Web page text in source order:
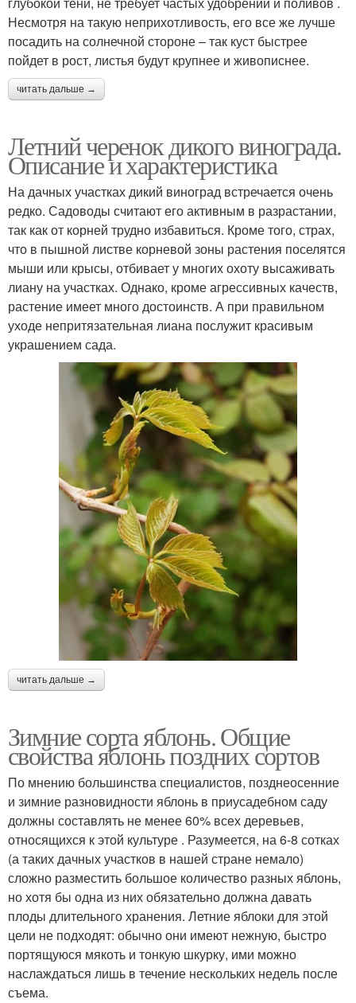
Несмотря на такую неприхотливость, его все же лучше
посадить на солнечной стороне – так куст быстрее
пойдет в рост, листья будут крупнее и живописнее.
читать дальше →
Летний черенок дикого винограда.
Описание и характеристика
На дачных участках дикий виноград встречается очень
редко. Садоводы считают его активным в разрастании,
так как от корней трудно избавиться. Кроме того, страх,
что в пышной листве корневой зоны растения поселятся
мыши или крысы, отбивает у многих охоту высаживать
лиану на участках. Однако, кроме агрессивных качеств,
растение имеет много достоинств. А при правильном
уходе непритязательная лиана послужит красивым
украшением сада.
читать дальше →
Зимние сорта яблонь. Общие
свойства яблонь поздних сортов
По мнению большинства специалистов, позднеосенние
и зимние разновидности яблонь в приусадебном саду
должны составлять не менее 60% всех деревьев,
относящихся к этой культуре . Разумеется, на 6-8 сотках
(а таких дачных участков в нашей стране немало)
сложно разместить большое количество разных яблонь,
но хотя бы одна из них обязательно должна давать
плоды длительного хранения. Летние яблоки для этой
цели не подходят: обычно они имеют нежную, быстро
портящуюся мякоть и тонкую шкурку, ими можно
наслаждаться лишь в течение нескольких недель после
съема.